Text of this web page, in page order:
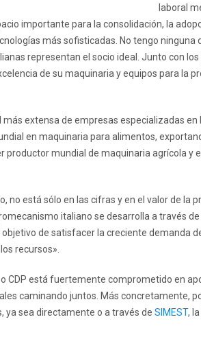
laboral
importante para la consolidación, la
más sofisticadas. No tengo ninguna
representan el socio ideal. Junto con
de su maquinaria y equipos para la
extensa de empresas especializadas
en maquinaria para alimentos,
productor mundial de maquinaria agrícola y
no está sólo en las cifras y en el valor de la
italiano se desarrolla a través
de satisfacer la creciente demanda
recursos».
CDP está fuertemente comprometido en
caminando juntos. Más concretamente,
ya sea directamente o a través de SIMEST,